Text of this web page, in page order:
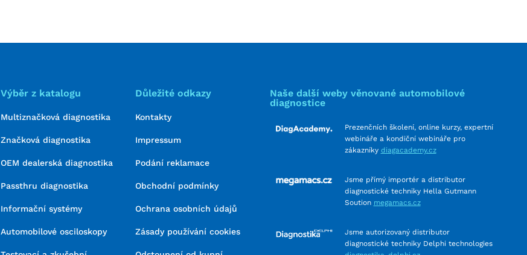
Výběr z katalogu
Multiznačková diagnostika
Značková diagnostika
OEM dealerská diagnostika
Passthru diagnostika
Informační systémy
Automobilové osciloskopy
Důležité odkazy
Kontakty
Impressum
Podání reklamace
Obchodní podmínky
Ochrana osobních údajů
Zásady používání cookies
Naše další weby věnované automobilové
diagnostice
Prezenčních školení, online kurzy, expertní
webináře a kondiční webináře pro
zákazníky diagacademy.cz
Jsme přímý importér a distributor
diagnostické techniky Hella Gutmann
Soution megamacs.cz
Jsme autorizovaný distributor
diagnostické techniky Delphi technologies